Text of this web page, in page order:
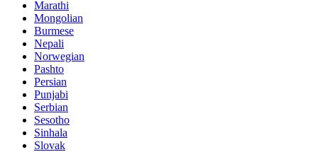
Marathi
Mongolian
Burmese
Nepali
Norwegian
Pashto
Persian
Punjabi
Serbian
Sesotho
Sinhala
Slovak